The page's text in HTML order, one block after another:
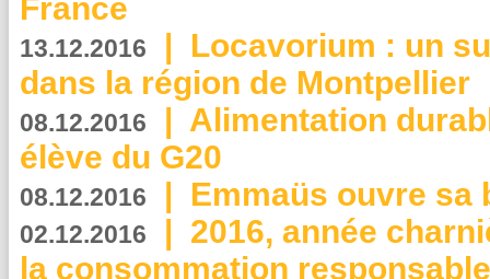
France
13.12.2016 | Locavorium : un
dans la région de Montpellier
08.12.2016 | Alimentation
élève du G20
08.12.2016 | Emmaüs ouvre sa
02.12.2016 | 2016, année
la consommation